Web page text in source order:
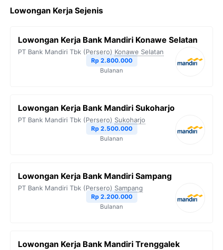
Lowongan Kerja Sejenis
Lowongan Kerja Bank Mandiri Konawe Selatan
PT Bank Mandiri Tbk (Persero) Konawe Selatan
Rp 2.800.000
Bulanan
Lowongan Kerja Bank Mandiri Sukoharjo
PT Bank Mandiri Tbk (Persero) Sukoharjo
Rp 2.500.000
Bulanan
Lowongan Kerja Bank Mandiri Sampang
PT Bank Mandiri Tbk (Persero) Sampang
Rp 2.200.000
Bulanan
Lowongan Kerja Bank Mandiri Trenggalek